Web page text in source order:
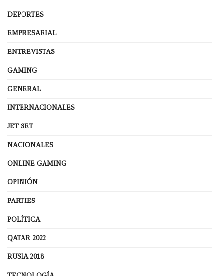
DEPORTES
EMPRESARIAL
ENTREVISTAS
GAMING
GENERAL
INTERNACIONALES
JET SET
NACIONALES
ONLINE GAMING
OPINIÓN
PARTIES
POLÍTICA
QATAR 2022
RUSIA 2018